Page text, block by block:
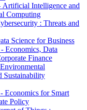
Intelligence and
Computing
: Threats and
Science for Business
Economics, Data
Finance
Sustainability
Economics for Smart
Policy